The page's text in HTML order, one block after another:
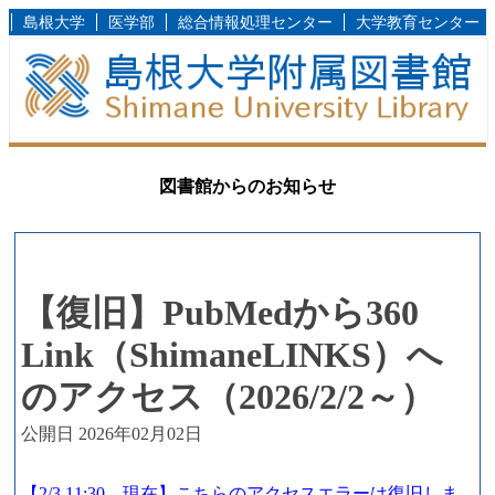
島根大学 医学部 総合情報処理センター 大学教育センター
図書館からのお知らせ
【復旧】PubMedから360
Link（ShimaneLINKS）へ
のアクセス（2026/2/2～）
公開日 2026年02月02日